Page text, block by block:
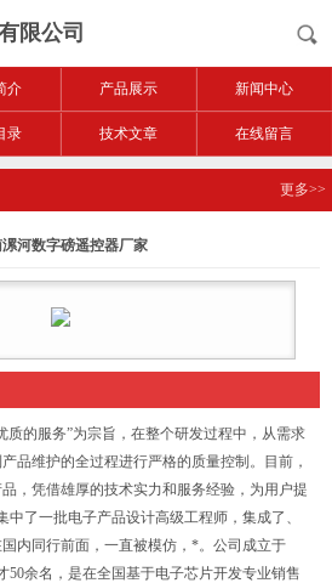
限公司
介 产品展示 新闻中心
录 技术文章 在线留言
更多>>
河数字磅遥控器厂家
质的服务”为宗旨，在整个研发过程中，从需求
品维护的全过程进行严格的质量控制。目前，
，凭借雄厚的技术实力和服务经验，为用户提
了一批电子产品设计高级工程师，集成了、
内同行前面，一直被模仿，*。公司成立于
50余名，是在全国基于电子芯片开发专业销售